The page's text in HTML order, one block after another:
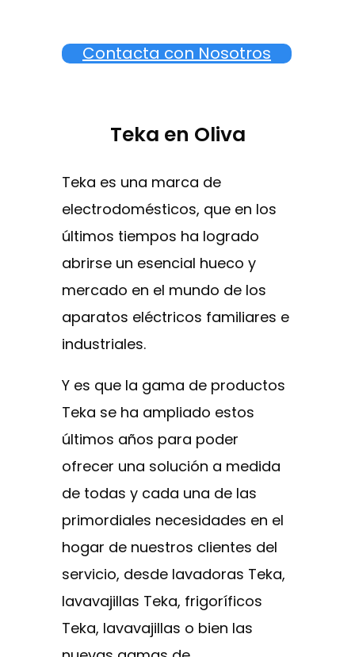
Contacta con Nosotros
Teka en Oliva
Teka es una marca de
electrodomésticos, que en los
últimos tiempos ha logrado
abrirse un esencial hueco y
mercado en el mundo de los
aparatos eléctricos familiares e
industriales.
Y es que la gama de productos
Teka se ha ampliado estos
últimos años para poder
ofrecer una solución a medida
de todas y cada una de las
primordiales necesidades en el
hogar de nuestros clientes del
servicio, desde lavadoras Teka,
lavavajillas Teka, frigoríficos
Teka, lavavajillas o bien las